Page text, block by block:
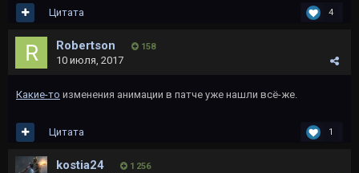
4
Цитата
Robertson 158
10 июля, 2017
Какие-то изменения анимации в патче уже нашли всё-же.
1
Цитата
kostia24 1 256